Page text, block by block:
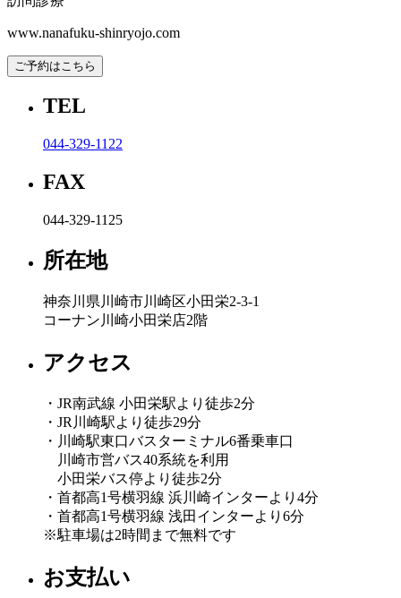
www.nanafuku-shinryojo.com
ご予約はこちら
TEL
044-329-1122
FAX
044-329-1125
所在地
神奈川県川崎市川崎区小田栄2-3-1
コーナン川崎小田栄店2階
アクセス
・JR南武線 小田栄駅より徒歩2分
・JR川崎駅より徒歩29分
・川崎駅東口バスターミナル6番乗車口
川崎市営バス40系統を利用
小田栄バス停より徒歩2分
・首都高1号横羽線 浜川崎インターより4分
・首都高1号横羽線 浅田インターより6分
※駐車場は2時間まで無料です
お支払い